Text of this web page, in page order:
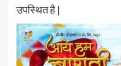
उपस्थित है |